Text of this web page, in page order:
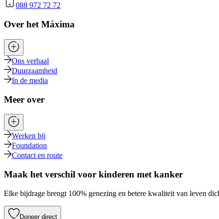
088 972 72 72
Over het Máxima
Ons verhaal
Duurzaamheid
In de media
Meer over
Werken bij
Foundation
Contact en route
Maak het verschil voor kinderen met kanker
Elke bijdrage brengt 100% genezing en betere kwaliteit van leven
Doneer direct